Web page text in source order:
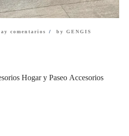
comentarios by GENGIS
Hogar y Paseo Accesorios